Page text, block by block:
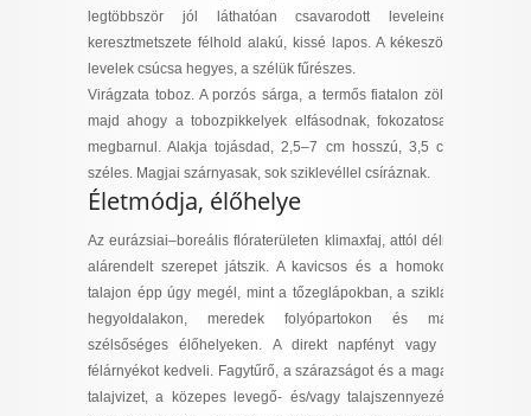
legtöbbször jól láthatóan csavarodott leveleinek
keresztmetszete félhold alakú, kissé lapos. A kékeszöld
levelek csúcsa hegyes, a szélük fűrészes.
Virágzata toboz. A porzós sárga, a termős fiatalon zöld,
majd ahogy a tobozpikkelyek elfásodnak, fokozatosan
megbarnul. Alakja tojásdad, 2,5–7 cm hosszú, 3,5 cm
széles. Magjai szárnyasak, sok sziklevéllel csíráznak.
Életmódja, élőhelye
Az eurázsiai–boreális flóraterületen klimaxfaj, attól délre
alárendelt szerepet játszik. A kavicsos és a homokos
talajon épp úgy megél, mint a tőzeglápokban, a sziklás
hegyoldalakon, meredek folyópartokon és más
szélsőséges élőhelyeken. A direkt napfényt vagy a
félárnyékot kedveli. Fagytűrő, a szárazságot és a magas
talajvizet, a közepes levegő- és/vagy talajszennyezést